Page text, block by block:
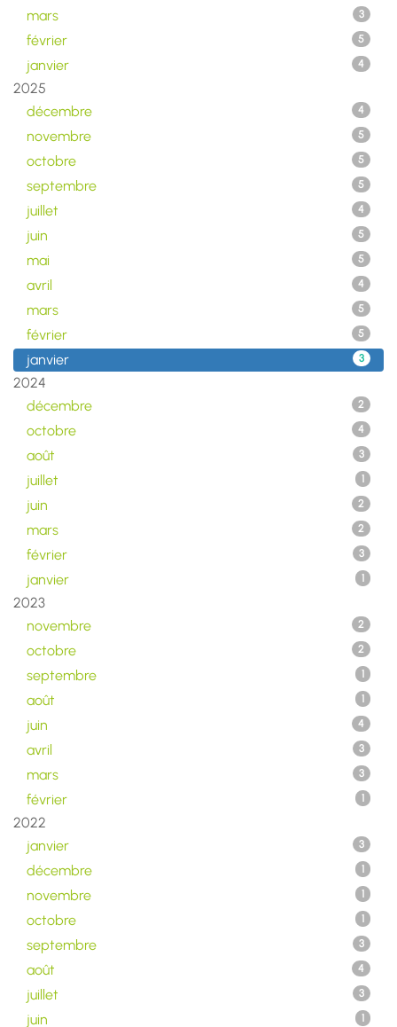
mars 3
février 5
janvier 4
2025
décembre
4
novembre 5
octobre 5
septembre 5
juillet 4
juin 5
mai 5
avril 4
mars 5
février 5
janvier 3
2024
décembre
2
octobre 4
août 3
juillet 1
juin 2
mars 2
février 3
janvier 1
2023
novembre
2
octobre 2
septembre 1
août 1
juin 4
avril 3
mars 3
février 1
2022
janvier
3
décembre 1
novembre 1
octobre 1
septembre 3
août 4
juillet 3
juin 1